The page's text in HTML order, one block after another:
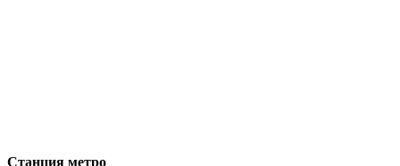
Станция метро